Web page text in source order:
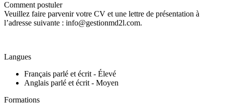
Comment postuler
Veuillez faire parvenir votre CV et une lettre de présentation à
l’adresse suivante : info@gestionmd2l.com.
Langues
Français parlé et écrit - Élevé
Anglais parlé et écrit - Moyen
Formations